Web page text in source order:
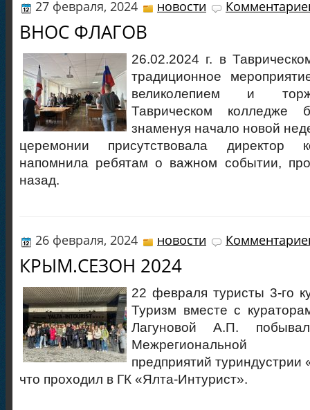
27 февраля, 2024 новости
ВНОС ФЛАГОВ
26.02.2024 г. в
традиционное
великолепием и
Таврическом колледже
знаменуя начало новой
церемонии присутствовала директор
напомнила ребятам о важном событии,
назад.
26 февраля, 2024 новости
КРЫМ.СЕЗОН 2024
22 февраля туристы 3-го
Туризм вместе с
Лагуновой А.П.
Межрегиональной
предприятий
что проходил в ГК «Ялта-Интурист».